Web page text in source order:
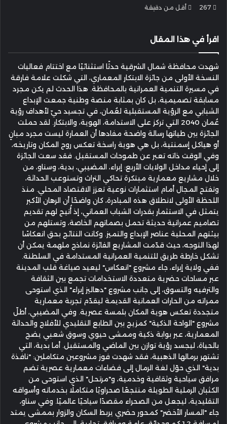
بريدا
267 أقل من دقيقة
اقرأ في هذا المقال
شهدت محافظة شمال الشرقية حدثًا استثنائيًا مع اختتام فعاليات
النسخة الأولى من جائزة الابتكار المعماري، التي شكلت علامة فارقة
في مسيرة التنمية العمرانية بالمحافظة. هذا الحدث لم يكن مجرد
مسابقة تصميمية، بل كان بمثابة منصة وطنية جمعت الإبداع
الشبابي مع الرؤية المستقبلية لعُمان، في تجسيد حيّ لأهداف رؤية
عُمان 2040 التي تركز على الاستدامة، الهوية، والابتكار. لقد حملت
الجائزة بين طياتها رسالة واضحة مفادها أن العمارة ليست مجرد مبانٍ
أو هياكل إسمنتية، بل هي هوية راسخة تعكس روح المكان وتاريخه،
وفي الوقت ذاته تعبر عن طموحات المستقبل. فقد سعت الجائزة
إلى إحياء مداخل الولايات الأربع: إبراء، المضيبي، بدية، وسناو، من
خلال مشاريع معمارية مبتكرة تحاكي التراث وتستوعب الحداثة،
وتفتح المجال أمام استثمارات نوعية تعزز الاقتصاد المحلي. منذ
اللحظة الأولى لانطلاق هذه المبادرة، كان واضحًا أن الرهان الأكبر
يتمثل في الاستثمار بقدرات الشباب العماني، إذ أُتيح لهم تقديم
تصاميم عمرانية حديثة تحمل بصماتهم الخاصة، وتستلهم من
بيئتهم المحلية عناصر الإبداع والتميز. وكانت النتائج بحق انعكاسًا
لهذا التوجه، حيث قدّمت المشاريع الفائزة نماذج ملهمة يمكن أن
تشكل خارطة طريق للتنمية العمرانية المستدامة في السلطنة.
ففي ولاية إبراء، جاء مشروع "انعكاس" ليعيد صياغة قلب المدينة
عبر مساحات حضرية متعددة الاستخدامات تجمع بين الثقافة
والترفيه والتسوق، إلى جانب مشروع "دهاليز إبراء" الذي استوحى
ممراته من الحارات العمانية القديمة ليقدّم تجربة معمارية
متجددة تعكس هوية المكان بلمسة عصرية. وفي المضيبي، أطلّ
مشروع "الواحة الذكية" كمزيج بين الطابع التقليدي للأفلاج والحداثة
المعمارية، عبر بوابة ذكية وممشى حيوي وسوق شعبي يضج
بالحياة، ليجسد رؤية توازن بين الماضي والمستقبل. أما بدية، التي
تشتهر برمالها الذهبية، فقد شهدت فوز مشروعين متكاملين: "نافذة
بدية" الذي حوّل لغة الرمال إلى فضاءات معمارية عصرية تضم
مرافق سياحية وثقافية وخدمية، و"مرتحل" الذي استوحى من
الكثبان الرملية الطويلة منتجعًا صحراويًا متكاملًا بخدماته وأسواقه
التقليدية، ليجعل من الصحراء مقصدًا سياحيًا عالميًا. وفي سناو،
جاء "المسار الأخضر" كمحور حضري يربط السكان والزوار بممشى يمتد